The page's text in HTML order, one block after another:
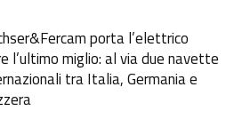
porta l’elettrico
l’ultimo miglio: al via due navette
tra Italia, Germania e